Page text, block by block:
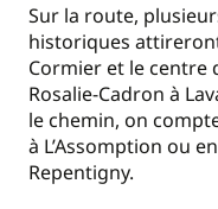
Sur la route,
historiques
Cormier et le centre
Rosalie-Cadron à
le chemin, on
à L’Assomption ou
Repentigny.